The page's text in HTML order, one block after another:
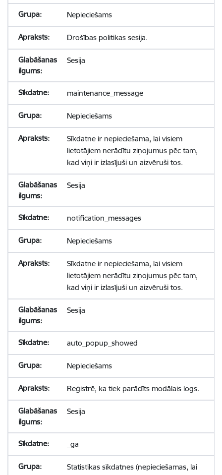
Nepieciešams
Drošības politikas sesija.
Sesija
maintenance_message
Nepieciešams
Sīkdatne ir nepieciešama, lai visiem
lietotājiem nerādītu ziņojumus pēc tam,
kad viņi ir izlasījuši un aizvēruši tos.
Sesija
notification_messages
Nepieciešams
Sīkdatne ir nepieciešama, lai visiem
lietotājiem nerādītu ziņojumus pēc tam,
kad viņi ir izlasījuši un aizvēruši tos.
Sesija
auto_popup_showed
Nepieciešams
Reģistrē, ka tiek parādīts modālais logs.
Sesija
_ga
Statistikas sīkdatnes (nepieciešamas, lai